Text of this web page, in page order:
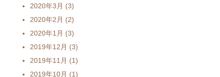
2020年3月 (3)
2020年2月 (2)
2020年1月 (3)
2019年12月 (3)
2019年11月 (1)
2019年10月 (1)